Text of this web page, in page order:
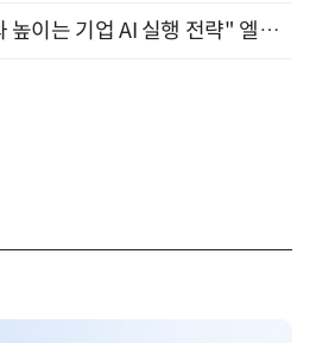
"AI ROI 시대, 투자 성과 높이는 기업 AI 실행 전략" 엘타워 6층 (9월 18일)